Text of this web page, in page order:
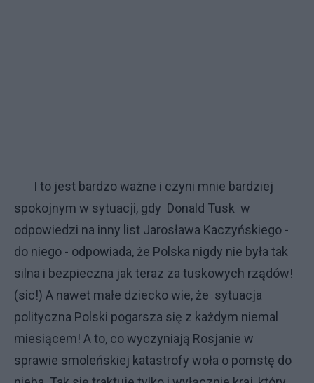
I to jest bardzo ważne i czyni mnie bardziej
spokojnym w sytuacji, gdy Donald Tusk w
odpowiedzi na inny list Jarosława Kaczyńskiego -
do niego - odpowiada, że Polska nigdy nie była tak
silna i bezpieczna jak teraz za tuskowych rządów!
(sic!) A nawet małe dziecko wie, że sytuacja
polityczna Polski pogarsza się z każdym niemal
miesiącem! A to, co wyczyniają Rosjanie w
sprawie smoleńskiej katastrofy woła o pomstę do